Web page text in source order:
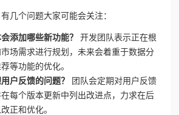
个问题大家可能会关注：
添加哪些新功能？
开发团队表示正在根
场需求进行规划，未来会着重于数据分
等功能的优化。
户反馈的问题？
团队会定期对用户反馈
每个版本更新中列出改进点，力求在后
正和优化。